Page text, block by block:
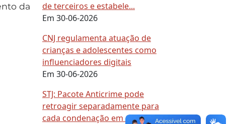
da
de terceiros e estabele...
Em 30-06-2026
CNJ regulamenta atuação de
crianças e adolescentes como
influenciadores digitais
Em 30-06-2026
STJ: Pacote Anticrime pode
retroagir separadamente para
cada condenação em execução